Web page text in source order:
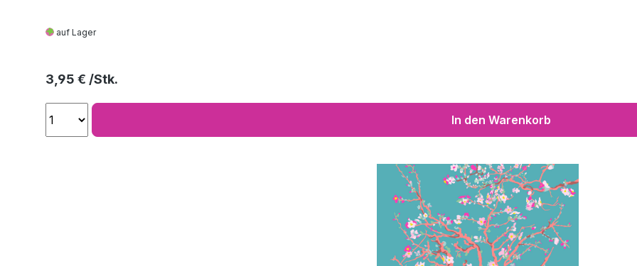
auf Lager
Regulärer Preis:
3,95 €
In den Warenkorb